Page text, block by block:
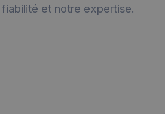
et notre expertise.